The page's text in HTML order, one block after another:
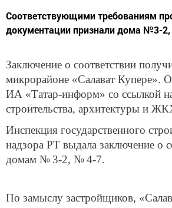
Соответствующими требованиям
документации признали дома №3-
Заключение о соответствии
микрорайоне «Салават Купере».
ИА «Татар-информ» со ссылкой
строительства, архитектуры и
Инспекция государственного
надзора РТ выдала заключение о
домам № 3-2, № 4-7.
По замыслу застройщиков,